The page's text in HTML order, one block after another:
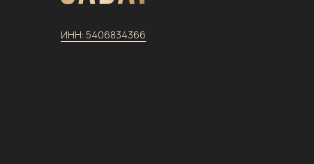
ИНН: 5406834366